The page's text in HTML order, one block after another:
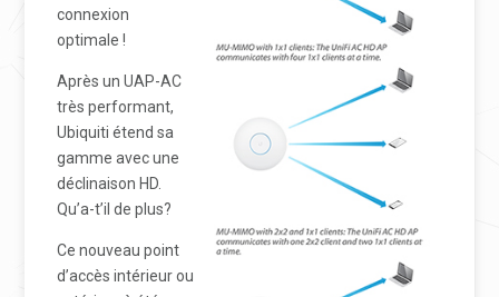
connexion
optimale !
Après un UAP-AC
très performant,
Ubiquiti étend sa
gamme avec une
déclinaison HD.
Qu’a-t’il de plus?
Ce nouveau point
d’accès intérieur ou